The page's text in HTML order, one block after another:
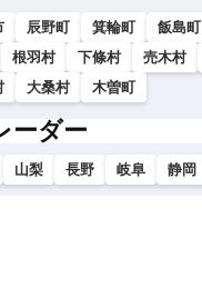
辰野町 箕輪町 飯島町
根羽村 下條村 売木村
大桑村 木曽町
ーダー
山梨 長野 岐阜 静岡